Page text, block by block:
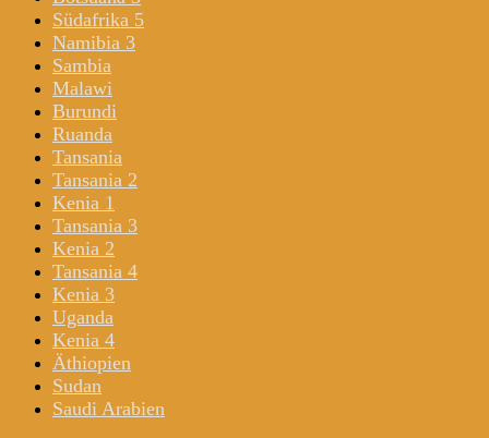
Südafrika 5
Namibia 3
Sambia
Malawi
Burundi
Ruanda
Tansania
Tansania 2
Kenia 1
Tansania 3
Kenia 2
Tansania 4
Kenia 3
Uganda
Kenia 4
Äthiopien
Sudan
Saudi Arabien